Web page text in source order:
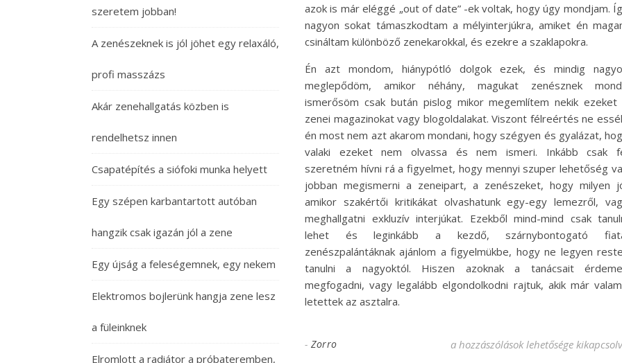
szeretem jobban!
A zenészeknek is jól jöhet egy relaxáló,
profi masszázs
Akár zenehallgatás közben is
rendelhetsz innen
Csapatépítés a siófoki munka helyett
Egy szépen karbantartott autóban
hangzik csak igazán jól a zene
Egy újság a feleségemnek, egy nekem
Elektromos bojlerünk hangja zene lesz
a füleinknek
Elromlott a radiátor a próbateremben,
azok is már eléggé „out of date” -ek voltak, hogy úgy mondjam.
nagyon sokat támaszkodtam a mélyinterjúkra, amiket én
csináltam különböző zenekarokkal, és ezekre a szaklapokra.
Én azt mondom, hiánypótló dolgok ezek, és mindig
meglepődöm, amikor néhány, magukat zenésznek
ismerősöm csak bután pislog mikor megemlítem nekik ezeket
zenei magazinokat vagy blogoldalakat. Viszont félreértés ne
én most nem azt akarom mondani, hogy szégyen és gyalázat,
valaki ezeket nem olvassa és nem ismeri. Inkább csak
szeretném hívni rá a figyelmet, hogy mennyi szuper lehetőség
jobban megismerni a zeneipart, a zenészeket, hogy milyen
amikor szakértői kritikákat olvashatunk egy-egy lemezről,
meghallgatni exkluzív interjúkat. Ezekből mind-mind csak
lehet és leginkább a kezdő, szárnybontogató
zenészpalántáknak ajánlom a figyelmükbe, hogy ne legyen
tanulni a nagyoktól. Hiszen azoknak a tanácsait
megfogadni, vagy legalább elgondolkodni rajtuk, akik már
letettek az asztalra.
- Zorro Te milyen újságokat szoktál olvasni?
a hozzászólások lehetősége